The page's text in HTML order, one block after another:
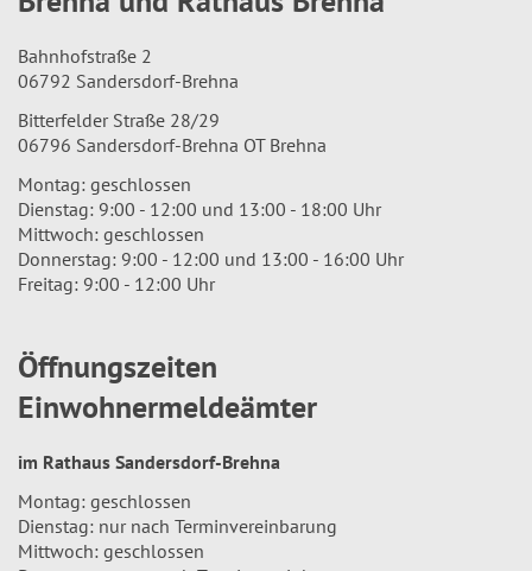
Bahnhofstraße 2
06792 Sandersdorf-Brehna
Bitterfelder Straße 28/29
06796 Sandersdorf-Brehna OT Brehna
Montag: geschlossen
Dienstag: 9:00 - 12:00 und 13:00 - 18:00 Uhr
Mittwoch: geschlossen
Donnerstag: 9:00 - 12:00 und 13:00 - 16:00 Uhr
Freitag: 9:00 - 12:00 Uhr
Öffnungszeiten
Einwohnermeldeämter
im Rathaus Sandersdorf-Brehna
Montag: geschlossen
Dienstag: nur nach Terminvereinbarung
Mittwoch: geschlossen